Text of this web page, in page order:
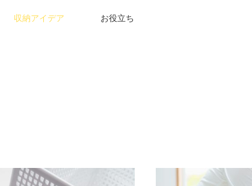
収納アイデア お役立ち